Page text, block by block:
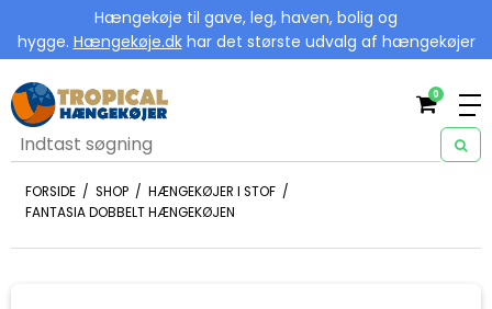
Hængekøje til gave, leg, haven, bolig og
hygge. Hængekøje.dkhar det største udvalg af hængekøjer
0
FORSIDE / SHOP / HÆNGEKØJER I STOF /
FANTASIA DOBBELT HÆNGEKØJEN